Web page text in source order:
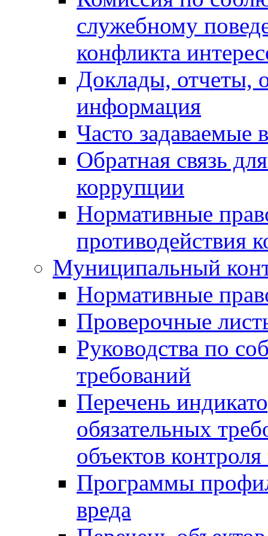
служебному
конфликта
Доклады, отчеты,
информация
Часто задаваемые
Обратная связь
коррупции
Нормативные
противодействия
Муниципальный
Нормативные
Проверочные
Руководства по
требований
Перечень
обязательных
объектов
Программы
вреда